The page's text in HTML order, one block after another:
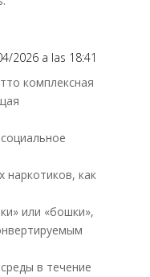
2026 a las 18:41
комплексная
наркотиков, как
или «бошки»,
в течение